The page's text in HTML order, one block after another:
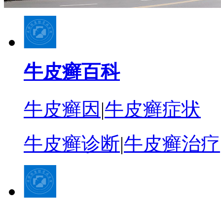
牛皮癣百科
牛皮癣因 |牛皮癣症状
牛皮癣诊断|牛皮癣治疗